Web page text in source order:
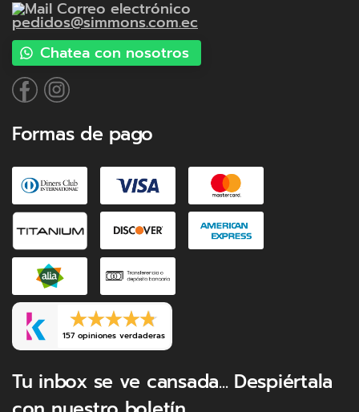
Correo electrónico
pedidos@simmons.com.ec
Chatea con nosotros
Formas de pago
157 opiniones verdaderas
Tu inbox se ve cansada... Despiértala